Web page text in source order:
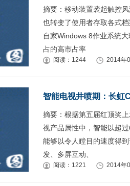
摘要：移动装置袭起触控
也转变了使用者存取各式
自家Windows 8作业系统
占的高市占率
阅读：1244 2014年
智能电视井喷期：长虹
摘要：根据第五届红顶奖
视产品属性中，智能以超
能够以令人瞠目的速度得
发、多屏互动、
阅读：1221 2014年